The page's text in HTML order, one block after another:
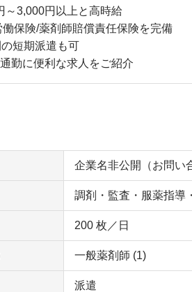
3,000円以上と高時給
保険/薬剤師賠償責任保険を完備
短期派遣も可
勤に便利な求人をご紹介
企業名非公開（お問い
調剤・監査・服薬指導
200 枚／日
一般薬剤師 (1)
派遣